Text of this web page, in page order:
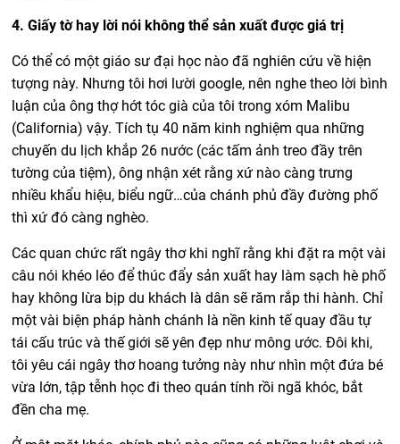
4. Giấy tờ hay lời nói không thể sản xuất được giá trị
Có thể có một giáo sư đại học nào đã nghiên cứu về hiện
tượng này. Nhưng tôi hơi lười google, nên nghe theo lời bình
luận của ông thợ hớt tóc già của tôi trong xóm Malibu
(California) vậy. Tích tụ 40 năm kinh nghiệm qua những
chuyến du lịch khắp 26 nước (các tấm ảnh treo đầy trên
tường của tiệm), ông nhận xét rằng xứ nào càng trưng
nhiều khẩu hiệu, biểu ngữ…của chánh phủ đầy đường phố
thì xứ đó càng nghèo.
Các quan chức rất ngây thơ khi nghĩ rằng khi đặt ra một vài
câu nói khéo léo để thúc đẩy sản xuất hay làm sạch hè phố
hay không lừa bịp du khách là dân sẽ răm rắp thi hành. Chỉ
một vài biện pháp hành chánh là nền kinh tế quay đầu tự
tái cấu trúc và thế giới sẽ yên đẹp như mông ước. Đôi khi,
tôi yêu cái ngây thơ hoang tưởng này như nhìn một đứa bé
vừa lớn, tập tễnh học đi theo quán tính rồi ngã khóc, bắt
đền cha mẹ.